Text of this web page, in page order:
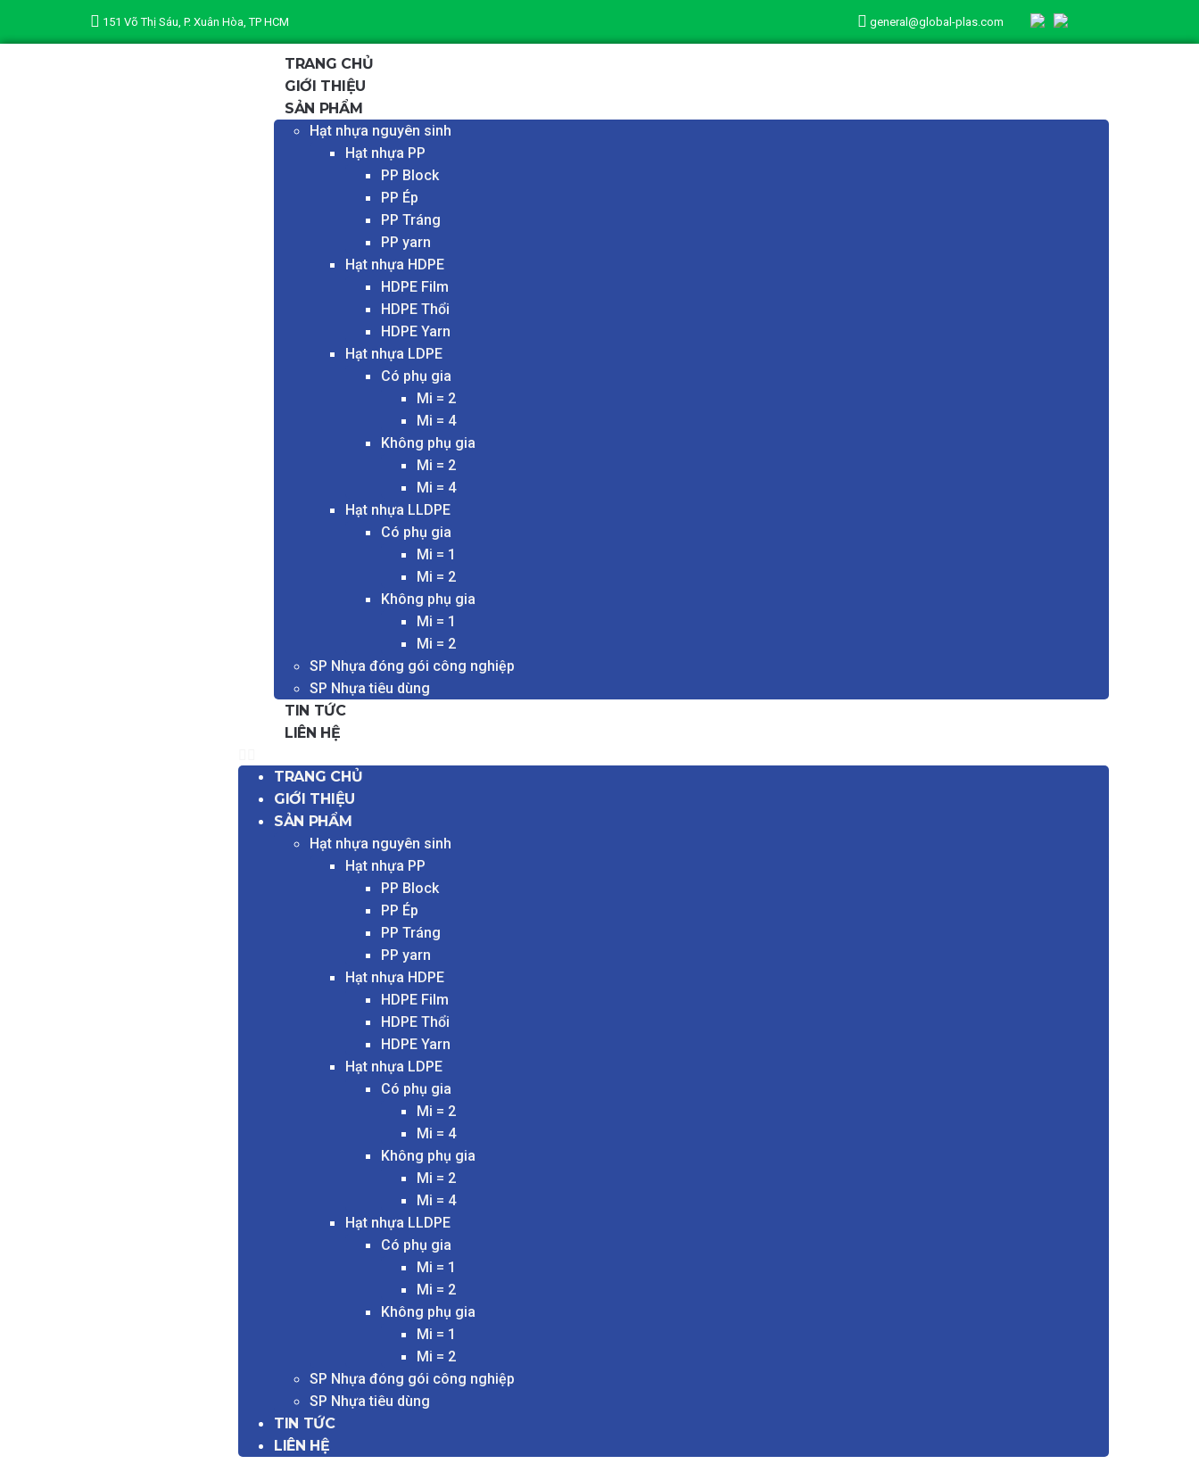
151 Võ Thị Sáu, P. Xuân Hòa, TP HCM general@global-plas.com
TRANG CHỦ
GIỚI THIỆU
SẢN PHẨM
Hạt nhựa nguyên sinh
Hạt nhựa PP
PP Block
PP Ép
PP Tráng
PP yarn
Hạt nhựa HDPE
HDPE Film
HDPE Thổi
HDPE Yarn
Hạt nhựa LDPE
Có phụ gia
Mi = 2
Mi = 4
Không phụ gia
Mi = 2
Mi = 4
Hạt nhựa LLDPE
Có phụ gia
Mi = 1
Mi = 2
Không phụ gia
Mi = 1
Mi = 2
SP Nhựa đóng gói công nghiệp
SP Nhựa tiêu dùng
TIN TỨC
LIÊN HỆ
TRANG CHỦ
GIỚI THIỆU
SẢN PHẨM
Hạt nhựa nguyên sinh
Hạt nhựa PP
PP Block
PP Ép
PP Tráng
PP yarn
Hạt nhựa HDPE
HDPE Film
HDPE Thổi
HDPE Yarn
Hạt nhựa LDPE
Có phụ gia
Mi = 2
Mi = 4
Không phụ gia
Mi = 2
Mi = 4
Hạt nhựa LLDPE
Có phụ gia
Mi = 1
Mi = 2
Không phụ gia
Mi = 1
Mi = 2
SP Nhựa đóng gói công nghiệp
SP Nhựa tiêu dùng
TIN TỨC
LIÊN HỆ